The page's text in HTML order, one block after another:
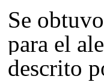
Se
para el
descrito